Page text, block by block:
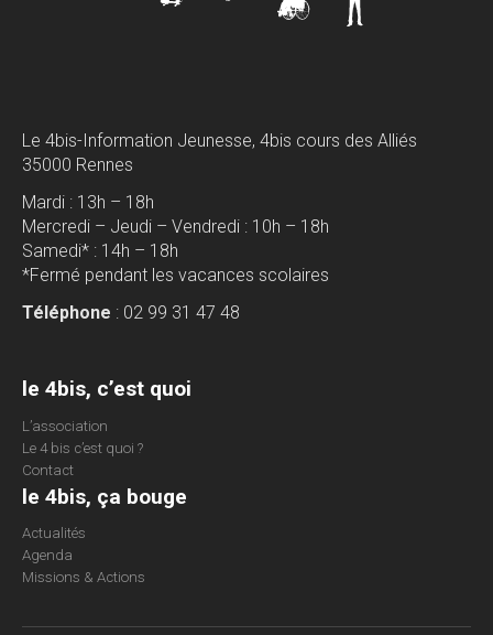
Le 4bis-Information Jeunesse, 4bis cours des Alliés
35000 Rennes
Mardi : 13h – 18h
Mercredi – Jeudi – Vendredi : 10h – 18h
Samedi* : 14h – 18h
*Fermé pendant les vacances scolaires
Téléphone : 02 99 31 47 48
le 4bis, c’est quoi
L’association
Le 4 bis c’est quoi ?
Contact
le 4bis, ça bouge
Actualités
Agenda
Missions & Actions